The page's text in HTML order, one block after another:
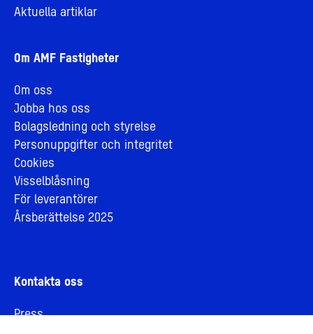
Aktuella artiklar
Om AMF Fastigheter
Om oss
Jobba hos oss
Bolagsledning och styrelse
Personuppgifter och integritet
Cookies
Visselblåsning
För leverantörer
Årsberättelse 2025
Kontakta oss
Press